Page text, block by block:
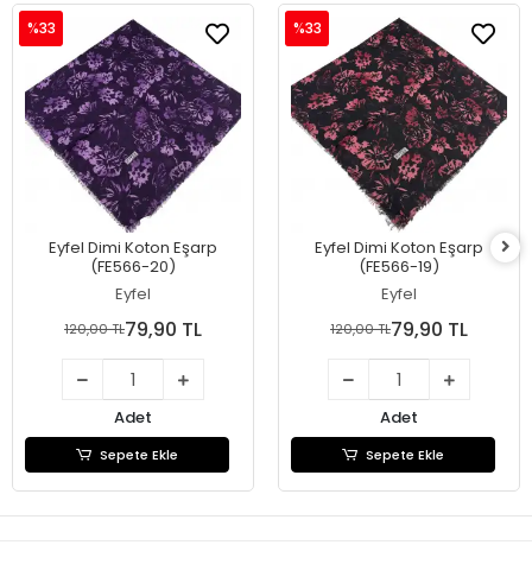
Eyfel Dimi Koton Eşarp
(FE566-20)
Eyfel
%33
120,00 TL79,90 TL
Adet
Sepete Ekle
Eyfel Dimi Koton Eşarp
(FE566-19)
Eyfel
%33
120,00 TL79,90 TL
Adet
Sepete Ekle